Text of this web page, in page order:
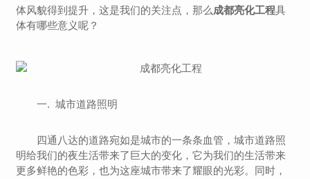
体风貌得到提升，这是我们的关注点，那么成都亮化工程具
体有哪些意义呢？
一. 城市道路照明
四通八达的道路宛如是城市的一条条血管，城市道路照
明给我们的夜生活带来了巨大的变化，它为我们的生活带来
更多鲜艳的色彩，也为这座城市带来了耀眼的光彩。同时，